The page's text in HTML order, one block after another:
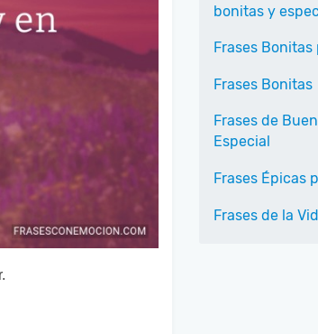
bonitas y
Frases Bonitas
Frases Bonitas
Frases de
Especial
Frases Épicas
Frases de la